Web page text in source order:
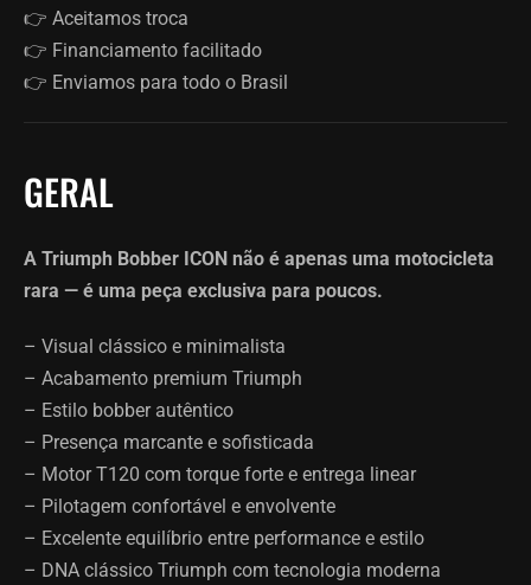
👉 Aceitamos troca
👉 Financiamento facilitado
👉 Enviamos para todo o Brasil
GERAL
A Triumph Bobber ICON não é apenas uma motocicleta
rara — é uma peça exclusiva para poucos.
– Visual clássico e minimalista
– Acabamento premium Triumph
– Estilo bobber autêntico
– Presença marcante e sofisticada
– Motor T120 com torque forte e entrega linear
– Pilotagem confortável e envolvente
– Excelente equilíbrio entre performance e estilo
– DNA clássico Triumph com tecnologia moderna